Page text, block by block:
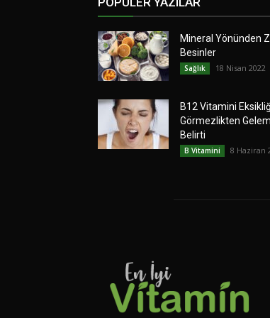
Mineral Yönünden
Besinler
Sağlık 18 Nisan 2022
B12 Vitamini
Görmezlikten
Belirti
B Vitamini 8 Haziran